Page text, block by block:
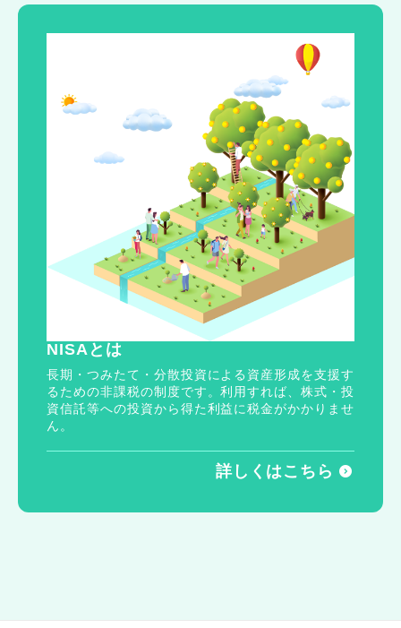
NISAとは
長期・つみたて・分散投資による資産形成を支援す
るための非課税の制度です。利用すれば、株式・投
資信託等への投資から得た利益に税金がかかりませ
ん。
詳しくはこちら